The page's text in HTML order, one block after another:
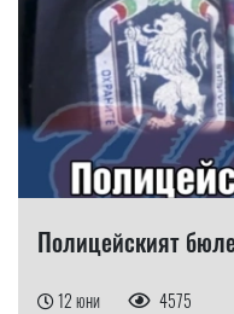
Полицейският
12 юни 4575